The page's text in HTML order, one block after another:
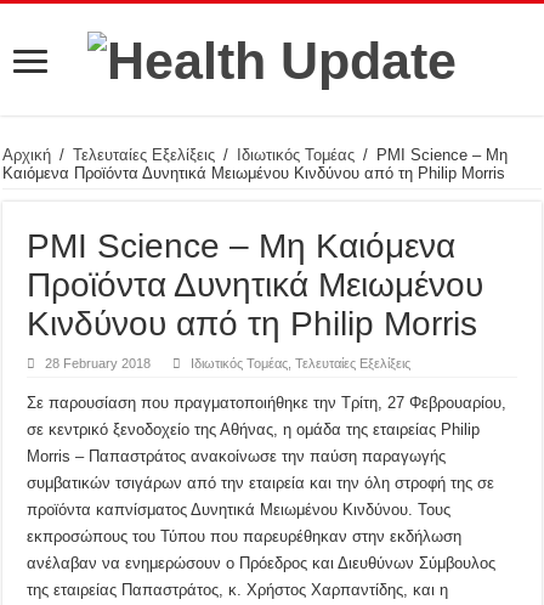
Αρχική / Τελευταίες Εξελίξεις / Ιδιωτικός Τομέας / PMI Science – Μη
Καιόμενα Προϊόντα Δυνητικά Μειωμένου Κινδύνου από τη Philip Morris
PMI Science – Μη Καιόμενα
Προϊόντα Δυνητικά Μειωμένου
Κινδύνου από τη Philip Morris
28 February 2018 Ιδιωτικός Τομέας ,Τελευταίες Εξελίξεις
Σε παρουσίαση που πραγματοποιήθηκε την Τρίτη, 27 Φεβρουαρίου,
σε κεντρικό ξενοδοχείο της Αθήνας, η ομάδα της εταιρείας Philip
Morris – Παπαστράτος ανακοίνωσε την παύση παραγωγής
συμβατικών τσιγάρων από την εταιρεία και την όλη στροφή της σε
προϊόντα καπνίσματος Δυνητικά Μειωμένου Κινδύνου. Τους
εκπροσώπους του Τύπου που παρευρέθηκαν στην εκδήλωση
ανέλαβαν να ενημερώσουν ο Πρόεδρος και Διευθύνων Σύμβουλος
της εταιρείας Παπαστράτος, κ. Χρήστος Χαρπαντίδης, και η